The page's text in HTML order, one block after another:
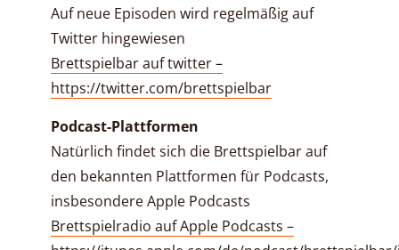
Auf neue Episoden wird regelmäßig auf
Twitter hingewiesen
Brettspielbar auf twitter –
https://twitter.com/brettspielbar
Podcast-Plattformen
Natürlich findet sich die Brettspielbar auf
den bekannten Plattformen für Podcasts,
insbesondere Apple Podcasts
Brettspielradio auf Apple Podcasts –